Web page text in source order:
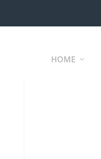
HOME